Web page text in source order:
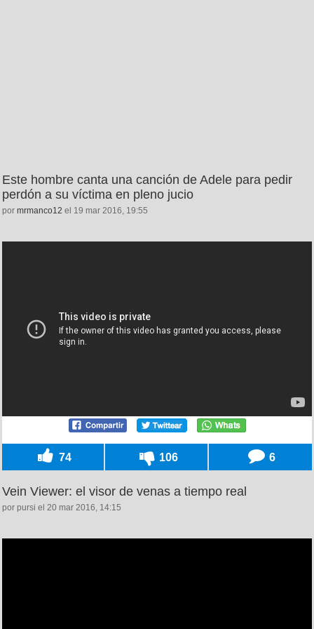
Este hombre canta una canción de Adele para pedir
perdón a su víctima en pleno jucio
por mrmanco12 el 19 mar 2016, 19:55
74 106 6
Vein Viewer: el visor de venas a tiempo real
por pursi el 20 mar 2016, 14:15